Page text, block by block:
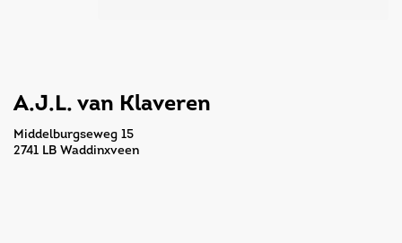
A.J.L. van Klaveren
Middelburgseweg 15
2741 LB Waddinxveen